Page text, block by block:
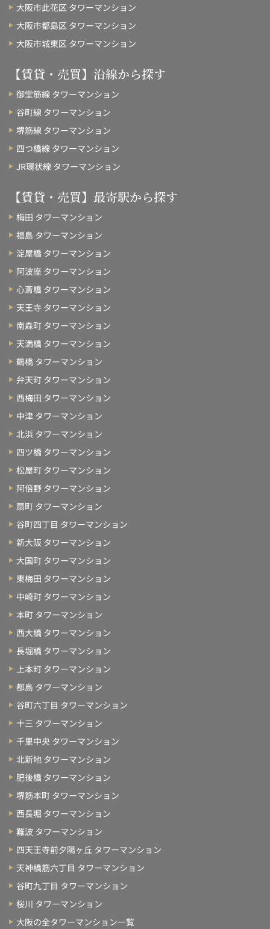
大阪市此花区 タワーマンション
大阪市都島区 タワーマンション
大阪市城東区 タワーマンション
【賃貸・売買】沿線から探す
御堂筋線 タワーマンション
谷町線 タワーマンション
堺筋線 タワーマンション
四つ橋線 タワーマンション
JR環状線 タワーマンション
【賃貸・売買】最寄駅から探す
梅田 タワーマンション
福島 タワーマンション
淀屋橋 タワーマンション
阿波座 タワーマンション
心斎橋 タワーマンション
天王寺 タワーマンション
南森町 タワーマンション
天満橋 タワーマンション
鶴橋 タワーマンション
弁天町 タワーマンション
西梅田 タワーマンション
中津 タワーマンション
北浜 タワーマンション
四ツ橋 タワーマンション
松屋町 タワーマンション
阿倍野 タワーマンション
扇町 タワーマンション
谷町四丁目 タワーマンション
新大阪 タワーマンション
大国町 タワーマンション
東梅田 タワーマンション
中崎町 タワーマンション
本町 タワーマンション
西大橋 タワーマンション
長堀橋 タワーマンション
上本町 タワーマンション
都島 タワーマンション
谷町六丁目 タワーマンション
十三 タワーマンション
千里中央 タワーマンション
北新地 タワーマンション
肥後橋 タワーマンション
堺筋本町 タワーマンション
西長堀 タワーマンション
難波 タワーマンション
四天王寺前夕陽ヶ丘 タワーマンション
天神橋筋六丁目 タワーマンション
谷町九丁目 タワーマンション
桜川 タワーマンション
大阪の全タワーマンション一覧